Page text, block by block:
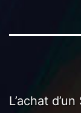
L’achat